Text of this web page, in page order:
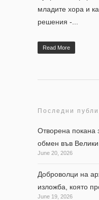
младите хора и
решения -...
Read More
Последни
Отворена покана
обмен във
June 20, 2026
Доброволци на
изложба, която
June 19, 2026